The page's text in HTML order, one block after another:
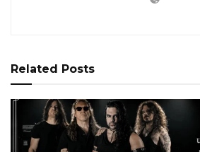
Related Posts